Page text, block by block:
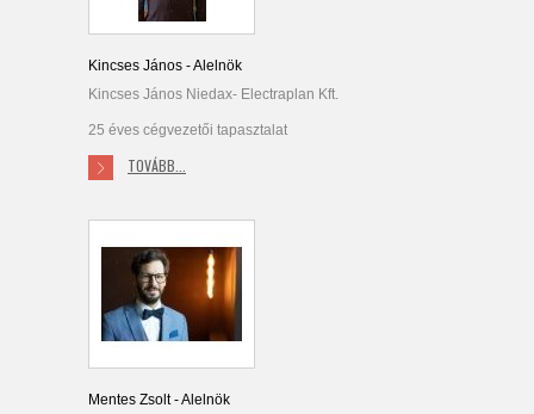
Kincses János - Alelnök
Kincses János Niedax- Electraplan Kft.
25 éves cégvezetői tapasztalat
TOVÁBB...
Mentes Zsolt - Alelnök